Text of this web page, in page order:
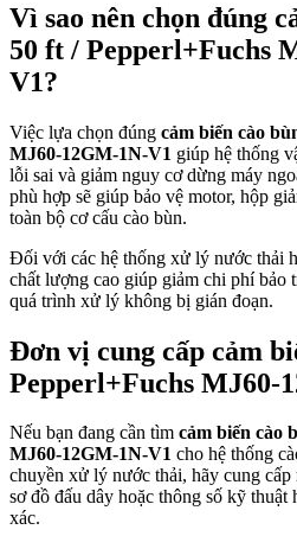
Vì sao nên chọn đúng
50 ft / Pepperl+Fuchs
V1?
Việc lựa chọn đúng cảm biến cào
MJ60-12GM-1N-V1 giúp hệ thống
lỗi sai và giảm nguy cơ dừng máy
phù hợp sẽ giúp bảo vệ motor, hộp
toàn bộ cơ cấu cào bùn.
Đối với các hệ thống xử lý nước thải
chất lượng cao giúp giảm chi phí bảo
quá trình xử lý không bị gián đoạn.
Đơn vị cung cấp cảm
Pepperl+Fuchs MJ60-
Nếu bạn đang cần tìm cảm biến cào
MJ60-12GM-1N-V1 cho hệ thống
chuyền xử lý nước thải, hãy cung cấp
sơ đồ đấu dây hoặc thông số kỹ
xác.